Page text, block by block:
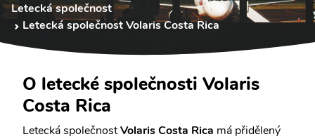
Letecká společnost
Letecká společnost Volaris Costa Rica
O letecké společnosti Volaris
Costa Rica
Letecká společnostVolaris Costa Rica má přidělený